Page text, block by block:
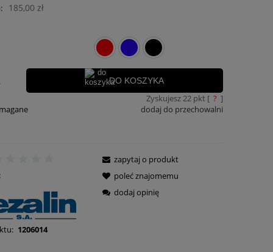
185,00 zł
DO KOSZYKA
Zyskujesz22pkt [ ? ]
dodaj do przechowalni
1206014
zapytaj o produkt
poleć znajomemu
dodaj opinię